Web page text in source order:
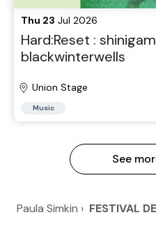
Thu 23 Jul 2026
Hard:Reset :
blackwinterwells
Union Stage
Music
See
Paula Simkin › FESTIVAL